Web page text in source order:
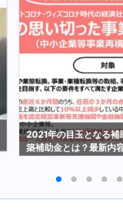
2021年の目玉となる補
築補助金とは？最新内